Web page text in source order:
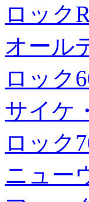
ロック
オール
ロック
サイケ
ロック
ニュー